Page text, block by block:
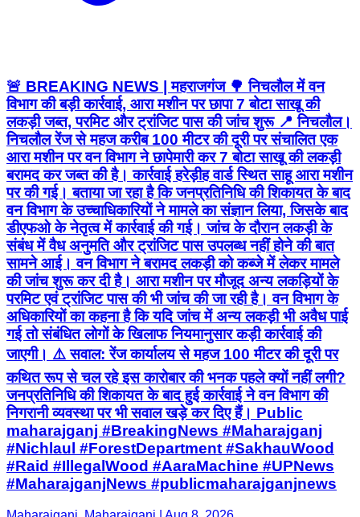
🚨 BREAKING NEWS | महराजगंज 🌳 निचलौल में वन
विभाग की बड़ी कार्रवाई, आरा मशीन पर छापा 7 बोटा साखू की
लकड़ी जब्त, परमिट और ट्रांजिट पास की जांच शुरू 📍 निचलौल।
निचलौल रेंज से महज करीब 100 मीटर की दूरी पर संचालित एक
आरा मशीन पर वन विभाग ने छापेमारी कर 7 बोटा साखू की लकड़ी
बरामद कर जब्त की है। कार्रवाई हरेड़ीह वार्ड स्थित साहू आरा मशीन
पर की गई। बताया जा रहा है कि जनप्रतिनिधि की शिकायत के बाद
वन विभाग के उच्चाधिकारियों ने मामले का संज्ञान लिया, जिसके बाद
डीएफओ के नेतृत्व में कार्रवाई की गई। जांच के दौरान लकड़ी के
संबंध में वैध अनुमति और ट्रांजिट पास उपलब्ध नहीं होने की बात
सामने आई। वन विभाग ने बरामद लकड़ी को कब्जे में लेकर मामले
की जांच शुरू कर दी है। आरा मशीन पर मौजूद अन्य लकड़ियों के
परमिट एवं ट्रांजिट पास की भी जांच की जा रही है। वन विभाग के
अधिकारियों का कहना है कि यदि जांच में अन्य लकड़ी भी अवैध पाई
गई तो संबंधित लोगों के खिलाफ नियमानुसार कड़ी कार्रवाई की
जाएगी। ⚠️ सवाल: रेंज कार्यालय से महज 100 मीटर की दूरी पर
कथित रूप से चल रहे इस कारोबार की भनक पहले क्यों नहीं लगी?
जनप्रतिनिधि की शिकायत के बाद हुई कार्रवाई ने वन विभाग की
निगरानी व्यवस्था पर भी सवाल खड़े कर दिए हैं। Public
maharajganj #BreakingNews #Maharajganj
#Nichlaul #ForestDepartment #SakhauWood
#Raid #IllegalWood #AaraMachine #UPNews
#MaharajganjNews #publicmaharajganjnews